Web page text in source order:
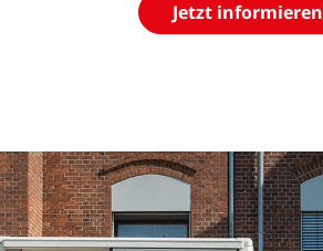
Jetzt informieren